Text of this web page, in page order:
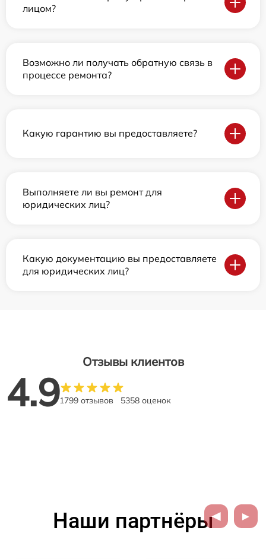
лицом?
Возможно ли получать обратную связь в
процессе ремонта?
Какую гарантию вы предоставляете?
Выполняете ли вы ремонт для
юридических лиц?
Какую документацию вы предоставляете
для юридических лиц?
Отзывы клиентов
4.91799 отзывов 5358 оценок
Наши партнёры